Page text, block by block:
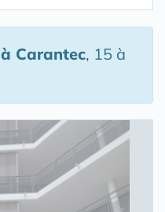
à Carantec, 15 à